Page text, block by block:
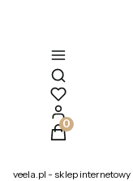
Otwórz
Produkty w
veela.pl - sklep internetowy